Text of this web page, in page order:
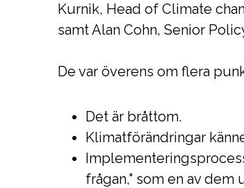
Kurnik, Head of Climate
samt Alan Cohn, Senior
De var överens om flera
Det är bråttom.
Klimatförändringar
frågan," som en av